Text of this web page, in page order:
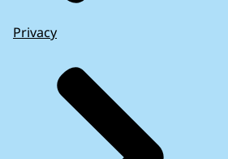
Privacy